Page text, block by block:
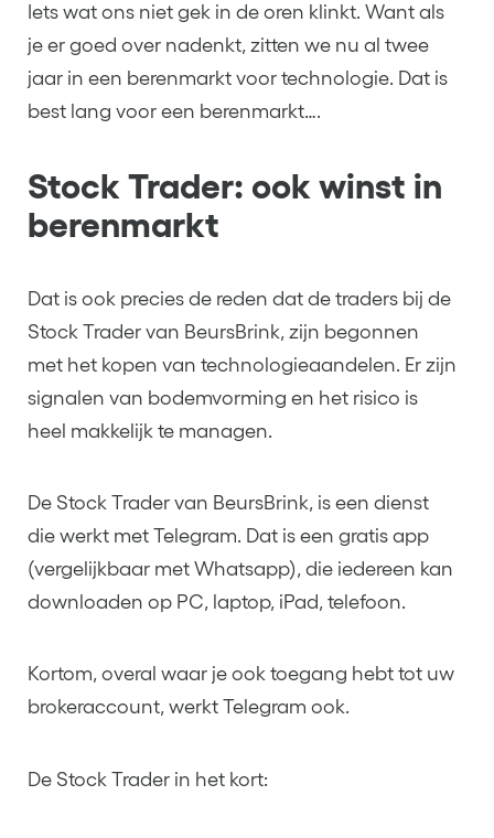
Iets wat ons niet gek in de oren klinkt. Want als
je er goed over nadenkt, zitten we nu al twee
jaar in een berenmarkt voor technologie. Dat is
best lang voor een berenmarkt….
Stock Trader: ook winst in
berenmarkt
Dat is ook precies de reden dat de traders bij de
Stock Trader van BeursBrink, zijn begonnen
met het kopen van technologieaandelen. Er zijn
signalen van bodemvorming en het risico is
heel makkelijk te managen.
De Stock Trader van BeursBrink, is een dienst
die werkt met Telegram. Dat is een gratis app
(vergelijkbaar met Whatsapp), die iedereen kan
downloaden op PC, laptop, iPad, telefoon.
Kortom, overal waar je ook toegang hebt tot uw
brokeraccount, werkt Telegram ook.
De Stock Trader in het kort: